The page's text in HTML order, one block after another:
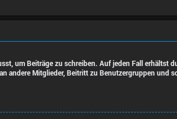
um Beiträge zu schreiben. Auf jeden Fall erhältst
Mitglieder, Beitritt zu Benutzergruppen und